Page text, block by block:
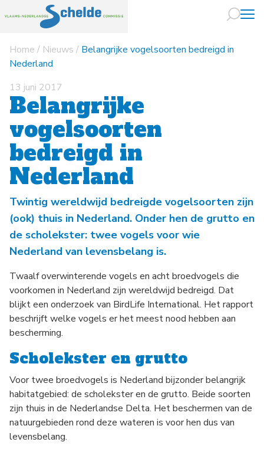
Naar
Home / Nieuws / Belangrijke vogelsoorten bedreigd in
Nederland
13 juni 2017
Belangrijke
vogelsoorten
bedreigd in
Nederland
Twintig wereldwijd bedreigde vogelsoorten zijn
(ook) thuis in Nederland. Onder hen de grutto en
de scholekster: twee vogels voor wie
Nederland van levensbelang is.
Twaalf overwinterende vogels en acht broedvogels die
voorkomen in Nederland zijn wereldwijd bedreigd. Dat
blijkt een onderzoek van BirdLife International. Het rapport
beschrijft welke vogels er het meest nood hebben aan
bescherming.
Scholekster en grutto
Voor twee broedvogels is Nederland bijzonder belangrijk
habitatgebied: de scholekster en de grutto. Beide soorten
zijn thuis in de Nederlandse Delta. Het beschermen van de
natuurgebieden rond deze wateren is voor hen dus van
levensbelang.